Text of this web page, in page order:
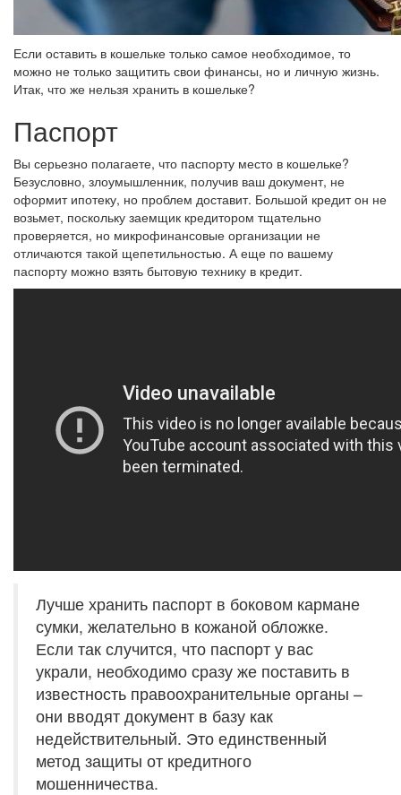
Если оставить в кошельке только самое необходимое, то
можно не только защитить свои финансы, но и личную жизнь.
Итак, что же нельзя хранить в кошельке?
Паспорт
Вы серьезно полагаете, что паспорту место в кошельке?
Безусловно, злоумышленник, получив ваш документ, не
оформит ипотеку, но проблем доставит. Большой кредит он не
возьмет, поскольку заемщик кредитором тщательно
проверяется, но микрофинансовые организации не
отличаются такой щепетильностью. А еще по вашему
паспорту можно взять бытовую технику в кредит.
Лучше хранить паспорт в боковом кармане
сумки, желательно в кожаной обложке.
Если так случится, что паспорт у вас
украли, необходимо сразу же поставить в
известность правоохранительные органы –
они вводят документ в базу как
недействительный. Это единственный
метод защиты от кредитного
мошенничества.